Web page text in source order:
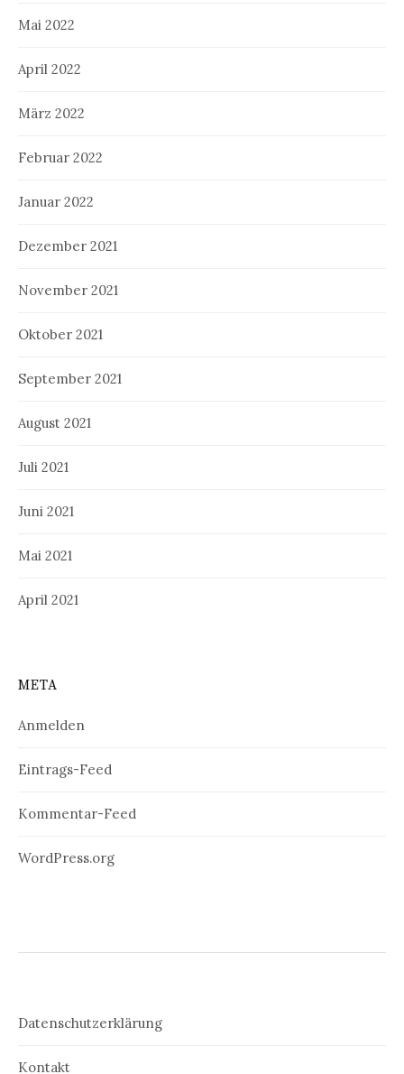
Mai 2022
April 2022
März 2022
Februar 2022
Januar 2022
Dezember 2021
November 2021
Oktober 2021
September 2021
August 2021
Juli 2021
Juni 2021
Mai 2021
April 2021
META
Anmelden
Eintrags-Feed
Kommentar-Feed
WordPress.org
Datenschutzerklärung
Kontakt